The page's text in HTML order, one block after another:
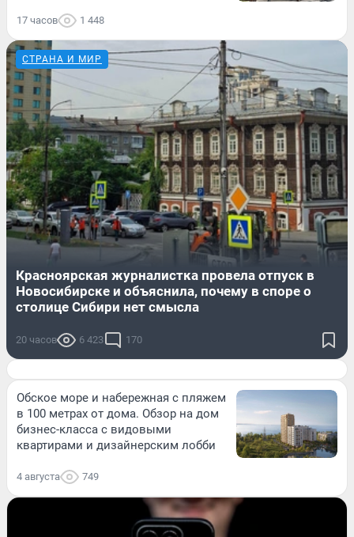
17 часов 1 448
СТРАНА И МИР
Красноярская журналистка провела отпуск в
Новосибирске и объяснила, почему в споре о
столице Сибири нет смысла
20 часов 6 423 170
Обское море и набережная с пляжем
в 100 метрах от дома. Обзор на дом
бизнес-класса с видовыми
квартирами и дизайнерским лобби
4 августа 749